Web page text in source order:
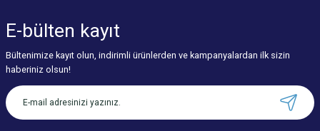
Görüş ve önerileriniz için teşekkür ederiz.
Ürün resmi kalitesiz, bozuk veya görüntülenemiyor.
Ürün açıklamasında eksik bilgiler bulunuyor.
Ürün bilgilerinde hatalar bulunuyor.
E-bülten kayıt
Bültenimize kayıt olun, indirimli ürünlerden ve kampanyalardan ilk sizin
haberiniz olsun!